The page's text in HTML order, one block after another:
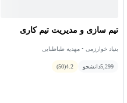
تیم سازی و مدیریت تیم کاری
بنیاد خوارزمی • مهدیه طباطبایی
5,299دانشجو 4.2
(50)